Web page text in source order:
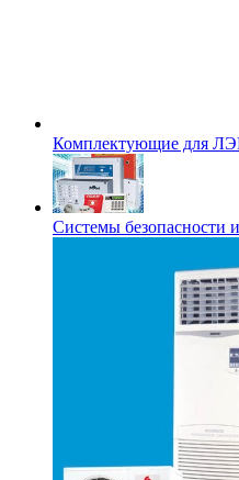
Комплектующие для
Системы безопасности